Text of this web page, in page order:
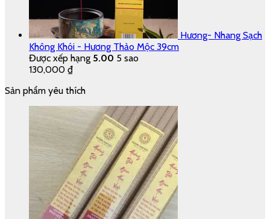
Hương- Nhang Sạch
Không Khói - Hương Thảo Mộc 39cm
Được xếp hạng 5.00 5 sao
130,000 ₫
Sản phẩm yêu thích